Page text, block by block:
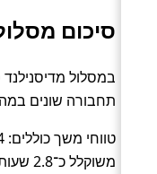
סיכום
תחבורה שונים במהלך 365 הימים
משוקלל כ־2.8 שעות).